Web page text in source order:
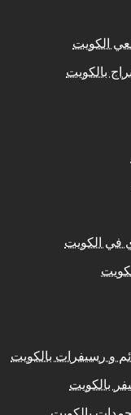
الكويت
بالكويت
في الكويت
و رسيفرات بالكويت
بالكويت